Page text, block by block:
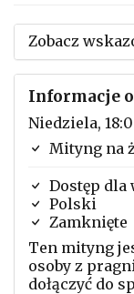
Zobacz
Informacje
Niedziela,
Mityng na
Dostęp
Polski
Zamknięte
Ten mityng
osoby z
dołączyć do